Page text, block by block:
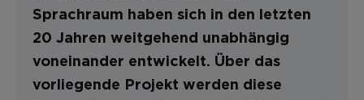
Sprachraum haben sich in den letzten
20 Jahren weitgehend unabhängig
voneinander entwickelt. Über das
vorliegende Projekt werden diese